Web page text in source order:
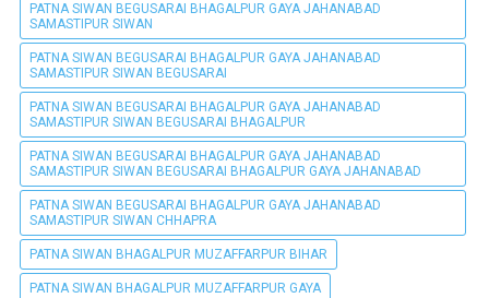
PATNA SIWAN BEGUSARAI BHAGALPUR GAYA JAHANABAD
SAMASTIPUR SIWAN
PATNA SIWAN BEGUSARAI BHAGALPUR GAYA JAHANABAD
SAMASTIPUR SIWAN BEGUSARAI
PATNA SIWAN BEGUSARAI BHAGALPUR GAYA JAHANABAD
SAMASTIPUR SIWAN BEGUSARAI BHAGALPUR
PATNA SIWAN BEGUSARAI BHAGALPUR GAYA JAHANABAD
SAMASTIPUR SIWAN BEGUSARAI BHAGALPUR GAYA JAHANABAD
PATNA SIWAN BEGUSARAI BHAGALPUR GAYA JAHANABAD
SAMASTIPUR SIWAN CHHAPRA
PATNA SIWAN BHAGALPUR MUZAFFARPUR BIHAR
PATNA SIWAN BHAGALPUR MUZAFFARPUR GAYA